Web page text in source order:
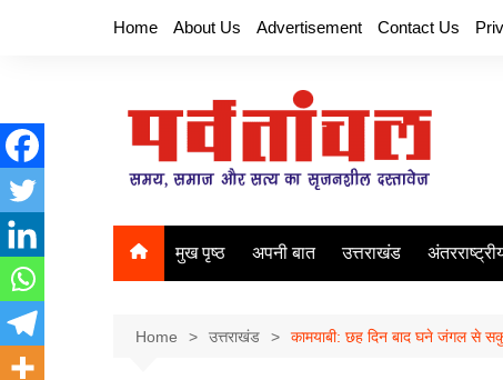
Home About Us Advertisement Contact Us
मुख पृष्ठ अपनी बात उत्तराखंड
Home उत्तराखंड कामयाबी: छह दिन बाद घने जंगल से